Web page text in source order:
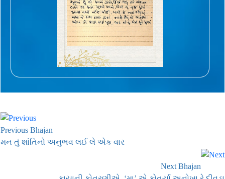
Previous Bhajan
મન તું શાંતિનો અનુભવ લઈ લે એક વાર
Next Bhajan